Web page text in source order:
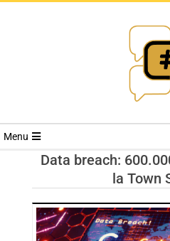
Menu
Data breach:
la Town